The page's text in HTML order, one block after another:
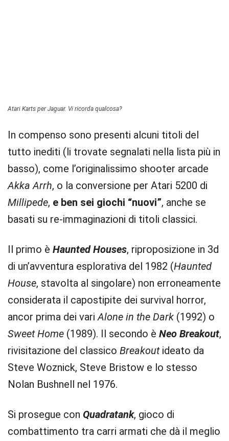
Atari Karts per Jaguar. Vi ricorda qualcosa?
In compenso sono presenti alcuni titoli del
tutto inediti (li trovate segnalati nella lista più in
basso), come l’originalissimo shooter arcade
Akka Arrh, o la conversione per Atari 5200 di
Millipede, e ben sei giochi “nuovi”, anche se
basati su re-immaginazioni di titoli classici.
Il primo è Haunted Houses, riproposizione in 3d
di un’avventura esplorativa del 1982 (Haunted
House, stavolta al singolare) non erroneamente
considerata il capostipite dei survival horror,
ancor prima dei variAlone in the Dark (1992) o
Sweet Home (1989). Il secondo è Neo Breakout,
rivisitazione del classico Breakoutideato da
Steve Woznick, Steve Bristow e lo stesso
Nolan Bushnell nel 1976.
Si prosegue con Quadratank, gioco di
combattimento tra carri armati che dà il meglio